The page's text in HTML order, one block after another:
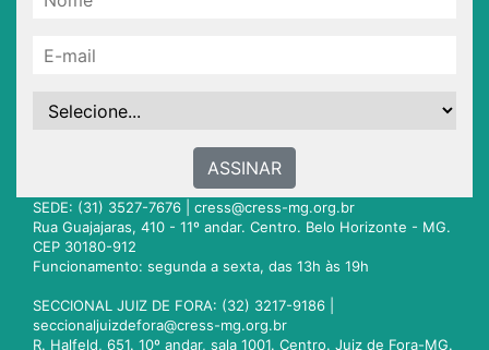
ASSINAR
SEDE: (31) 3527-7676 | cress@cress-mg.org.br
Rua Guajajaras, 410 - 11º andar. Centro. Belo Horizonte - MG.
CEP 30180-912
Funcionamento: segunda a sexta, das 13h às 19h
SECCIONAL JUIZ DE FORA: (32) 3217-9186 |
seccionaljuizdefora@cress-mg.org.br
R. Halfeld, 651. 10º andar, sala 1001. Centro. Juiz de Fora-MG.